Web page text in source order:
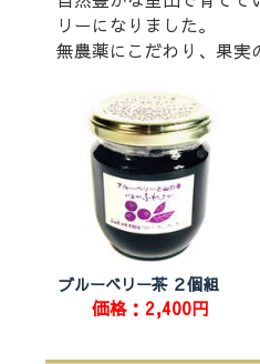
リーになりました。
無農薬にこだわり、果実
ブルーベリー茶 ２個組
価格：2,400円